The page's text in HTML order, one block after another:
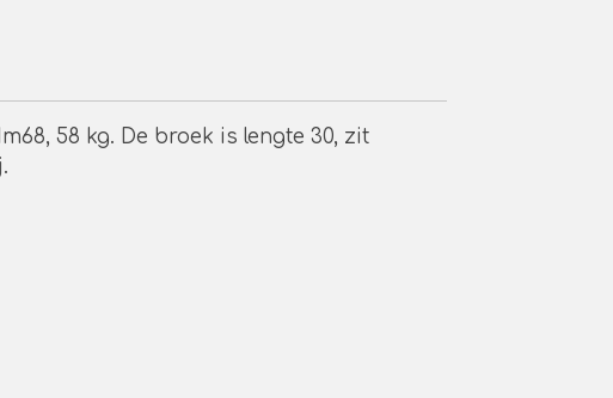
58 kg. De broek is lengte 30, zit